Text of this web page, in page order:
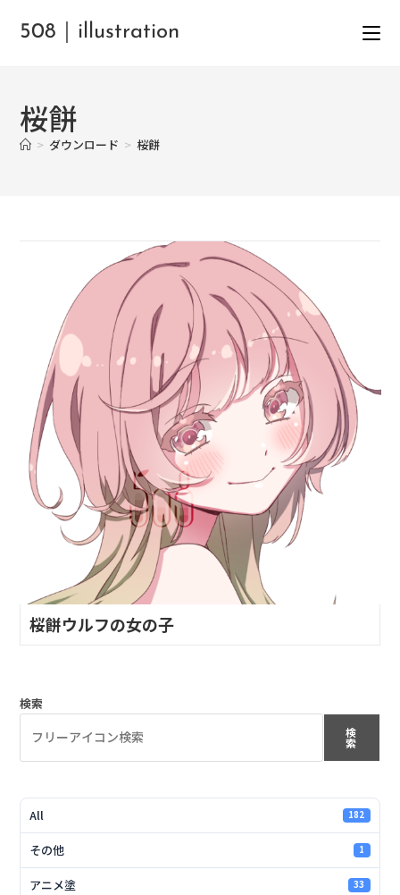
508｜illustration
桜餅
> ダウンロード > 桜餅
桜餅ウルフの女の子
検索
検
索
All 182
その他 1
アニメ塗 33